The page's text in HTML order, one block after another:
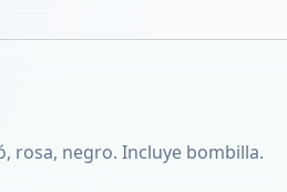
VER EN PANTALLA COMPLETA
rosa, negro. Incluye bombilla.